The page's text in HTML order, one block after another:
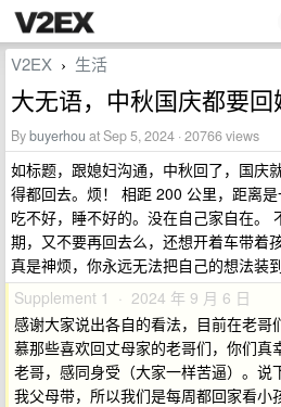
V2EX › 生活
大无语，中秋国庆都要回
Bybuyerhou at Sep 5, 2024 · 20766 views
如标题，跟媳妇沟通，中秋回了，国庆
得都回去。烦！ 相距 200 公里，距离
吃不好，睡不好的。没在自己家自在。
期，又不要再回去么，还想开着车带着
真是神烦，你永远无法把自己的想法装
Supplement 1 · 2024 年 9 月 6 日
感谢大家说出各自的看法，目前在老哥
慕那些喜欢回丈母家的老哥们，你们真
老哥，感同身受（大家一样苦逼）。说
我父母带，所以我们是每周都回家看小